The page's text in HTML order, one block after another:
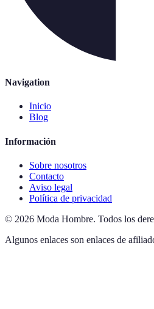
Navigation
Inicio
Blog
Información
Sobre nosotros
Contacto
Aviso legal
Política de privacidad
© 2026 Moda Hombre. Todos los
Algunos enlaces son enlaces de